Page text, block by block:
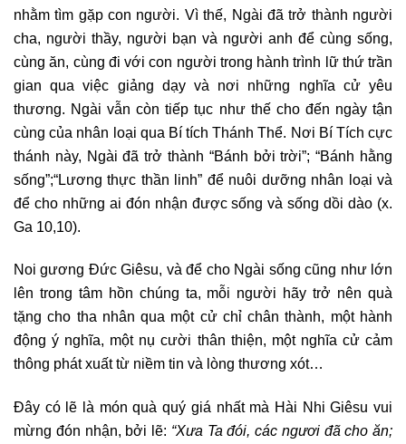
nhằm tìm gặp con người. Vì thế, Ngài đã trở thành người
cha, người thầy, người bạn và người anh để cùng sống,
cùng ăn, cùng đi với con người trong hành trình lữ thứ trần
gian qua việc giảng dạy và nơi những nghĩa cử yêu
thương. Ngài vẫn còn tiếp tục như thế cho đến ngày tận
cùng của nhân loại qua Bí tích Thánh Thể. Nơi Bí Tích cực
thánh này, Ngài đã trở thành “Bánh bởi trời”; “Bánh hằng
sống”;“Lương thực thần linh” để nuôi dưỡng nhân loại và
để cho những ai đón nhận được sống và sống dồi dào (x.
Ga 10,10).
Noi gương Đức Giêsu, và để cho Ngài sống cũng như lớn
lên trong tâm hồn chúng ta, mỗi người hãy trở nên quà
tặng cho tha nhân qua một cử chỉ chân thành, một hành
động ý nghĩa, một nụ cười thân thiện, một nghĩa cử cảm
thông phát xuất từ niềm tin và lòng thương xót…
Đây có lẽ là món quà quý giá nhất mà Hài Nhi Giêsu vui
mừng đón nhận, bởi lẽ: “Xưa Ta đói, các ngươi đã cho ăn;